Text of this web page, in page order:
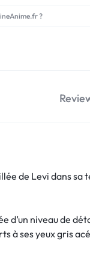
?
de Levi dans sa
d’un niveau de
à ses yeux gris